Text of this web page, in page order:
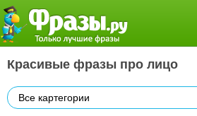
Красивые фразы про лицо
Все картегории